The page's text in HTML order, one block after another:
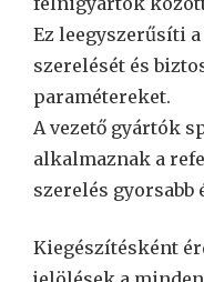
Ez leegyszerűsíti
szerelését és
paramétereket.
A vezető gyártók
alkalmaznak a
szerelés gyorsabb
Kiegészítésként